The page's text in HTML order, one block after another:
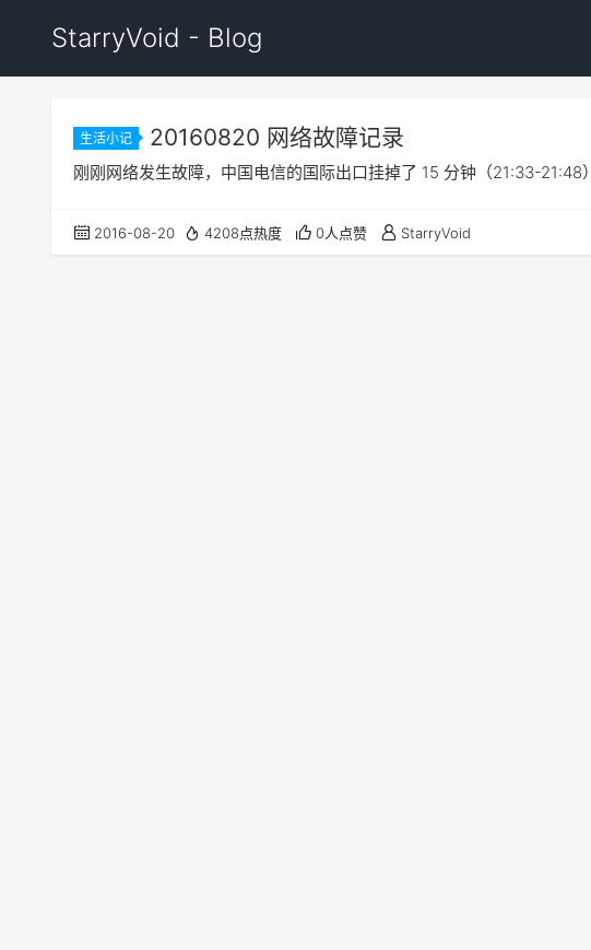
StarryVoid - Blog
生活小记 20160820 网络故障记录
刚刚网络发生故障，中国电信的国际出口挂掉了 15 分钟（21:33-21:48）
2016-08-20 4208点热度 0人点赞 StarryVoid